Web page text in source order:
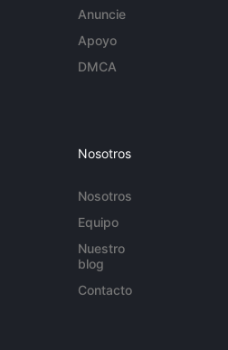
Anuncie
Apoyo
DMCA
Nosotros
Nosotros
Equipo
Nuestro
blog
Contacto